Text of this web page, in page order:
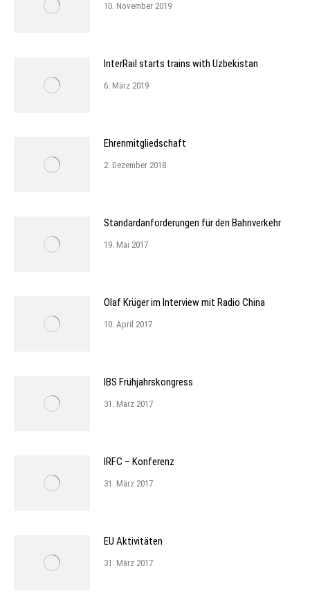
10. November 2019
InterRail starts trains with Uzbekistan
6. März 2019
Ehrenmitgliedschaft
2. Dezember 2018
Standardanforderungen für den Bahnverkehr
19. Mai 2017
Olaf Krüger im Interview mit Radio China
10. April 2017
IBS Frühjahrskongress
31. März 2017
IRFC – Konferenz
31. März 2017
EU Aktivitäten
31. März 2017